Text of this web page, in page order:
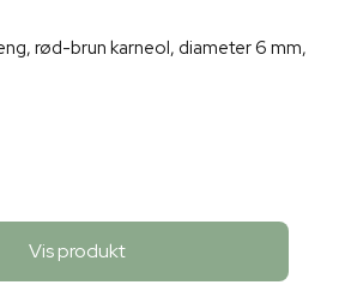
rød-brun karneol, diameter 6 mm,
Vis produkt